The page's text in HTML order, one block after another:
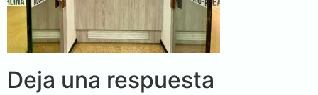
Deja una respuesta